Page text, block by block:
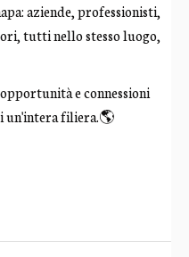
aziende, professionisti,
tutti nello stesso luogo,
e connessioni
un'intera filiera.🌎